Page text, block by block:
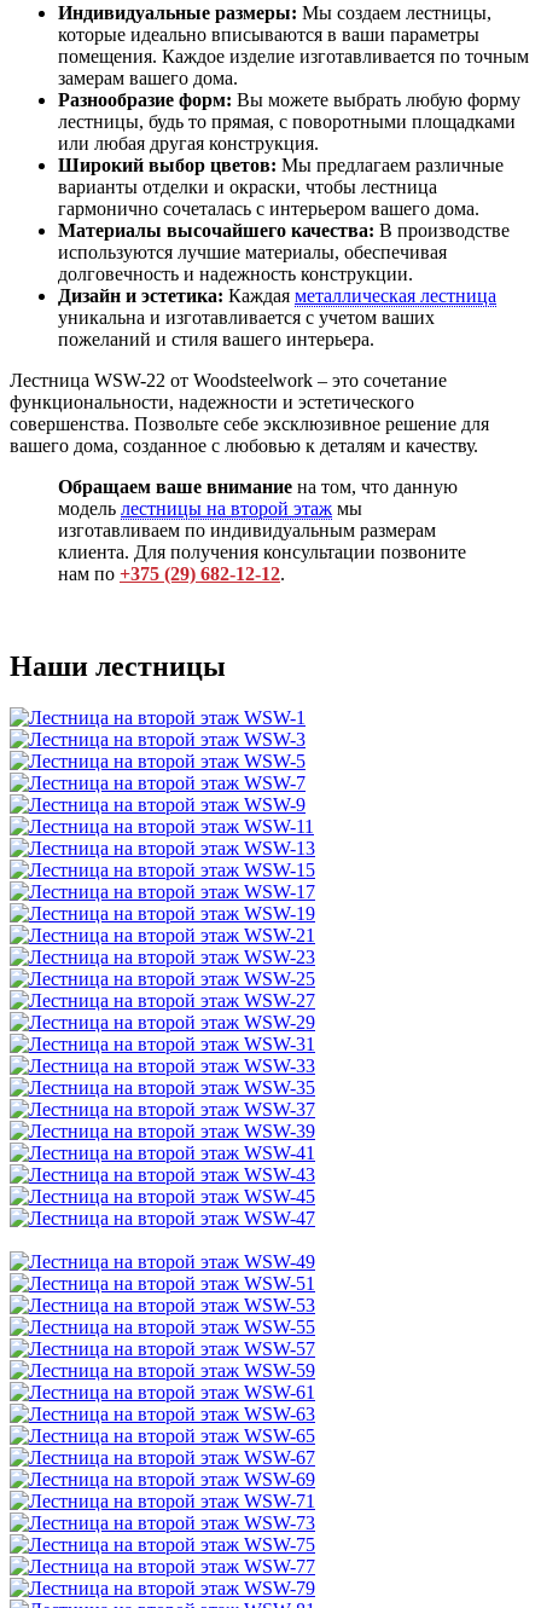
Индивидуальные размеры: Мы создаем лестницы,
которые идеально вписываются в ваши параметры
помещения. Каждое изделие изготавливается по точным
замерам вашего дома.
Разнообразие форм: Вы можете выбрать любую форму
лестницы, будь то прямая, с поворотными площадками
или любая другая конструкция.
Широкий выбор цветов: Мы предлагаем различные
варианты отделки и окраски, чтобы лестница
гармонично сочеталась с интерьером вашего дома.
Материалы высочайшего качества: В производстве
используются лучшие материалы, обеспечивая
долговечность и надежность конструкции.
Дизайн и эстетика: Каждая металлическая лестница
уникальна и изготавливается с учетом ваших
пожеланий и стиля вашего интерьера.
Лестница WSW-22 от Woodsteelwork – это сочетание
функциональности, надежности и эстетического
совершенства. Позвольте себе эксклюзивное решение для
вашего дома, созданное с любовью к деталям и качеству.
Обращаем ваше внимание на том, что данную
модель лестницы на второй этаж мы
изготавливаем по индивидуальным размерам
клиента. Для получения консультации позвоните
нам по +375 (29) 682-12-12.
Наши лестницы